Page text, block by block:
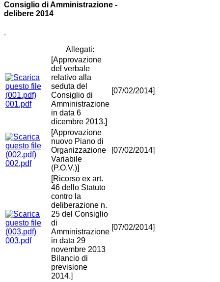
Consiglio di Amministrazione -
delibere 2014
.
Allegati:
001.pdf
[Approvazione
del verbale
relativo alla
seduta del
Consiglio di
Amministrazione
in data 6
dicembre 2013.]
[07/02/2014]
002.pdf
[Approvazione
nuovo Piano di
Organizzazione
Variabile
(P.O.V.)]
[07/02/2014]
003.pdf
[Ricorso ex art.
46 dello Statuto
contro la
deliberazione n.
25 del Consiglio
di
Amministrazione
in data 29
novembre 2013
Bilancio di
previsione
2014.]
[07/02/2014]